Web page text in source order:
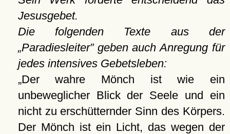
Jesusgebet.
Die folgenden Texte aus der
Paradiesleiter geben auch Anregung für
jedes intensives Gebetsleben:
Der wahre Mönch ist wie ein
unbeweglicher Blick der Seele und ein
nicht zu erschütternder Sinn des Körpers.
Der Mönch ist ein Licht, das wegen der